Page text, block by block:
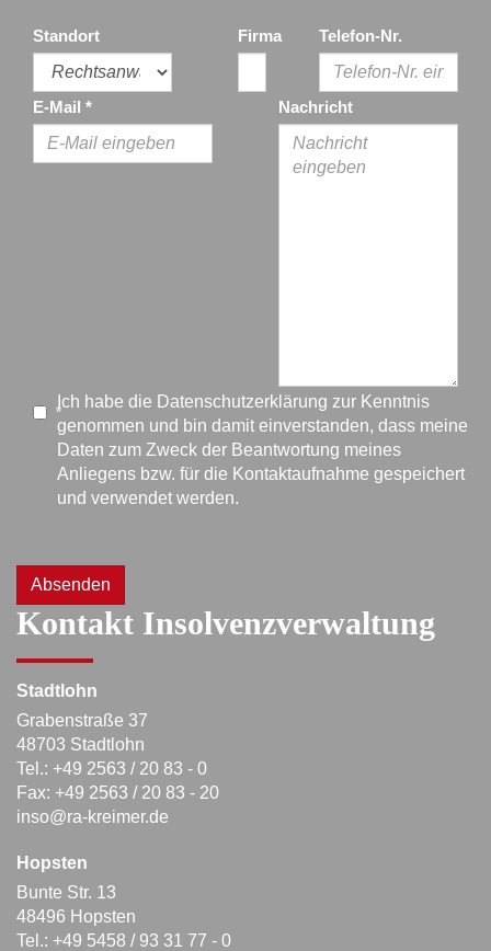
Standort Firma Telefon-Nr.
E-Mail * Nachricht
*
Ich habe die Datenschutzerklärung zur Kenntnis
genommen und bin damit einverstanden, dass meine
Daten zum Zweck der Beantwortung meines
Anliegens bzw. für die Kontaktaufnahme gespeichert
und verwendet werden.
Absenden
Kontakt Insolvenzverwaltung
Stadtlohn
Grabenstraße 37
48703 Stadtlohn
Tel.: +49 2563 / 20 83 - 0
Fax: +49 2563 / 20 83 - 20
inso@ra-kreimer.de
Hopsten
Bunte Str. 13
48496 Hopsten
Tel.: +49 5458 / 93 31 77 - 0